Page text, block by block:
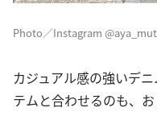
Photo／Instagram
カジュアル感の強いデ
テムと合わせるのも、お